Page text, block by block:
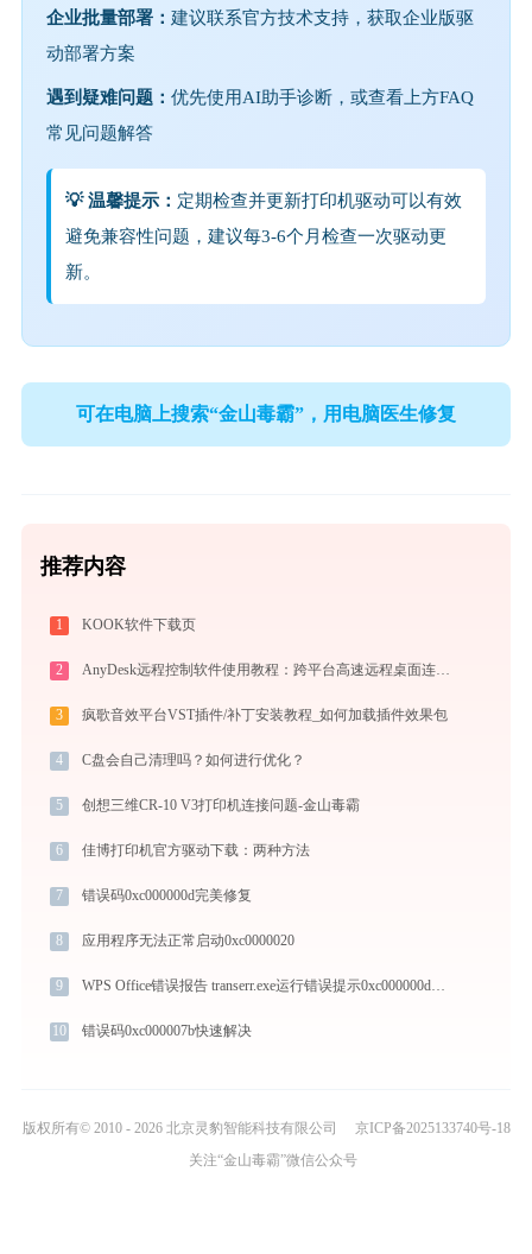
企业批量部署： 建议联系官方技术支持，获取企业版驱
动部署方案
遇到疑难问题： 优先使用AI助手诊断，或查看上方FAQ
常见问题解答
💡 温馨提示： 定期检查并更新打印机驱动可以有效
避免兼容性问题，建议每3-6个月检查一次驱动更
新。
可在电脑上搜索“金山毒霸”，用电脑医生修复
推荐内容
1 KOOK软件下载页
2 AnyDesk远程控制软件使用教程：跨平台高速远程桌面连接完全指南
3 疯歌音效平台VST插件/补丁安装教程_如何加载插件效果包
4 C盘会自己清理吗？如何进行优化？
5 创想三维CR-10 V3打印机连接问题-金山毒霸
6 佳博打印机官方驱动下载：两种方法
7 错误码0xc000000d完美修复
8 应用程序无法正常启动0xc0000020
9 WPS Office错误报告 transerr.exe运行错误提示0xc000000d的解决办法
10 错误码0xc000007b快速解决
版权所有© 2010 - 2026 北京灵豹智能科技有限公司
京ICP备2025133740号-18
关注“金山毒霸”微信公众号